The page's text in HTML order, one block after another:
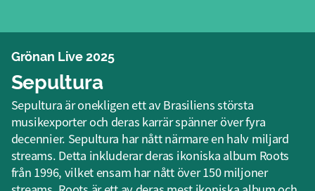
Grönan Live 2025
Sepultura
Sepultura är onekligen ett av Brasiliens största
musikexporter och deras karrär spänner över fyra
decennier. Sepultura har nått närmare en halv miljard
streams. Detta inkluderar deras ikoniska album Roots
från 1996, vilket ensam har nått över 150 miljoner